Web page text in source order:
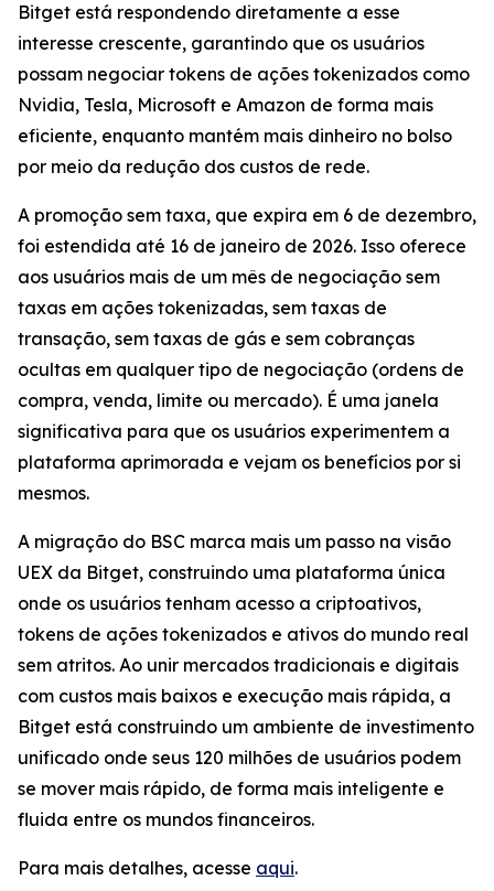
Bitget está respondendo diretamente a esse
interesse crescente, garantindo que os usuários
possam negociar tokens de ações tokenizados como
Nvidia, Tesla, Microsoft e Amazon de forma mais
eficiente, enquanto mantém mais dinheiro no bolso
por meio da redução dos custos de rede.
A promoção sem taxa, que expira em 6 de dezembro,
foi estendida até 16 de janeiro de 2026. Isso oferece
aos usuários mais de um mês de negociação sem
taxas em ações tokenizadas, sem taxas de
transação, sem taxas de gás e sem cobranças
ocultas em qualquer tipo de negociação (ordens de
compra, venda, limite ou mercado). É uma janela
significativa para que os usuários experimentem a
plataforma aprimorada e vejam os benefícios por si
mesmos.
A migração do BSC marca mais um passo na visão
UEX da Bitget, construindo uma plataforma única
onde os usuários tenham acesso a criptoativos,
tokens de ações tokenizados e ativos do mundo real
sem atritos. Ao unir mercados tradicionais e digitais
com custos mais baixos e execução mais rápida, a
Bitget está construindo um ambiente de investimento
unificado onde seus 120 milhões de usuários podem
se mover mais rápido, de forma mais inteligente e
fluida entre os mundos financeiros.
Para mais detalhes, acesse aqui.